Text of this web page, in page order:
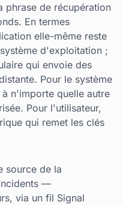
phrase de récupération
En termes
elle-même reste
d'exploitation ;
qui envoie des
Pour le système
n'importe quelle autre
Pour l'utilisateur,
qui remet les clés
source de la
—
via un fil Signal